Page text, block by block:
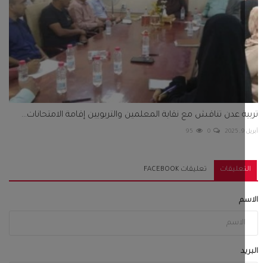
عدن تناقش مع نقابة المعلمين والتربويين إقامة الامتحانات...
0
95
تعليقات FACEBOOK